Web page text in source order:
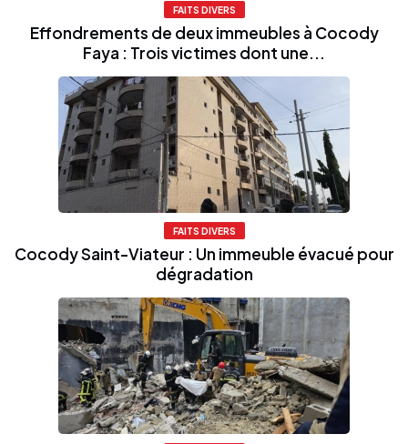
FAITS DIVERS
Effondrements de deux immeubles à Cocody
Faya : Trois victimes dont une...
FAITS DIVERS
Cocody Saint-Viateur : Un immeuble évacué pour
dégradation